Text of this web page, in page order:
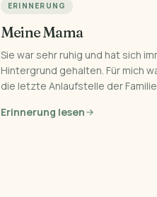
ERINNERUNG
Meine Mama
Sie war sehr ruhig und hat sich
Hintergrund gehalten. Für mich
die letzte Anlaufstelle der
Erinnerung lesen